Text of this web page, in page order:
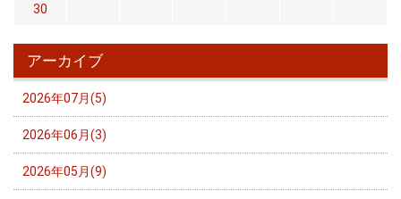
30
アーカイブ
2026年07月(5)
2026年06月(3)
2026年05月(9)